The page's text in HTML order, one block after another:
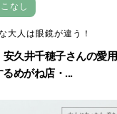
なし
大人は眼鏡が違う！
安久井千穂子さんの愛
るめがね店・...